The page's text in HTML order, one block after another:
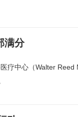
满分
疗中心（Walter